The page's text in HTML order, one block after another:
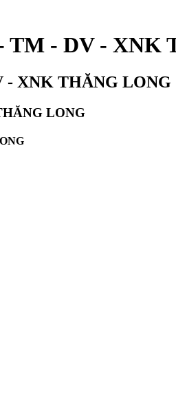
TM - DV - XNK
- XNK THĂNG LONG
LONG